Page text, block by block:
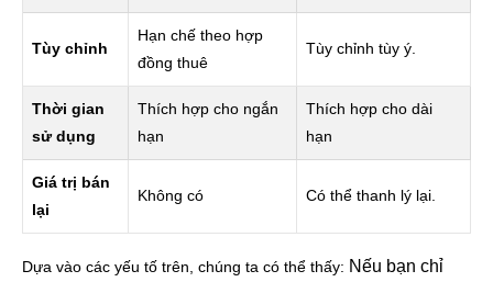
Tùy chỉnh
Hạn chế theo hợp
đồng thuê
Tùy chỉnh tùy ý.
Thời gian
sử dụng
Thích hợp cho ngắn
hạn
Thích hợp cho dài
hạn
Giá trị bán
lại
Không có Có thể thanh lý lại.
Dựa vào các yếu tố trên, chúng ta có thể thấy: Nếu bạn chỉ